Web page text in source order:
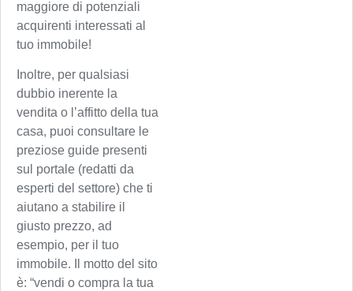
maggiore di potenziali
acquirenti interessati al
tuo immobile!
Inoltre, per qualsiasi
dubbio inerente la
vendita o l’affitto della tua
casa, puoi consultare le
preziose guide presenti
sul portale (redatti da
esperti del settore) che ti
aiutano a stabilire il
giusto prezzo, ad
esempio, per il tuo
immobile. Il motto del sito
è: “vendi o compra la tua